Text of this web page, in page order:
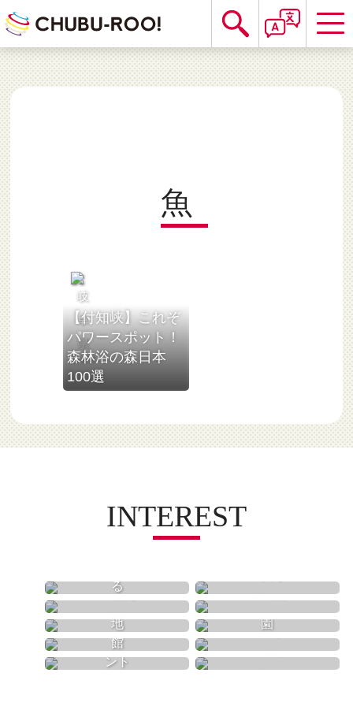
魚
岐阜県
【付知峡】これぞ
パワースポット！
森林浴の森日本
100選
INTEREST
食べる
買う
歴史
自然
遊園地
動物園
美術館
体験